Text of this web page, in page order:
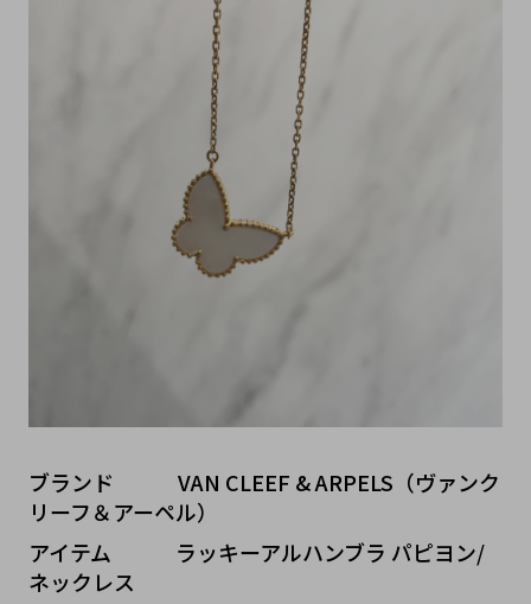
ブランド   VAN CLEEF & ARPELS（ヴァンク
リーフ＆アーペル）
アイテム   ラッキーアルハンブラ パピヨン/
ネックレス